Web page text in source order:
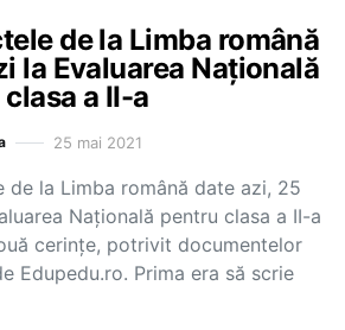
de la Limba română
la Evaluarea Națională
a II-a
25 mai 2021
de la Limba română date azi, 25
Națională pentru clasa a II-a
cerințe, potrivit documentelor
Edupedu.ro. Prima era să scrie